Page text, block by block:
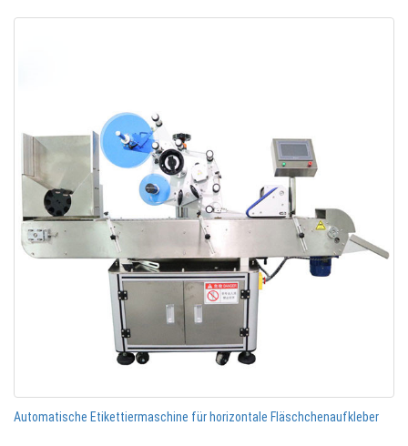
Automatische Etikettiermaschine für horizontale Fläschchenaufkleber